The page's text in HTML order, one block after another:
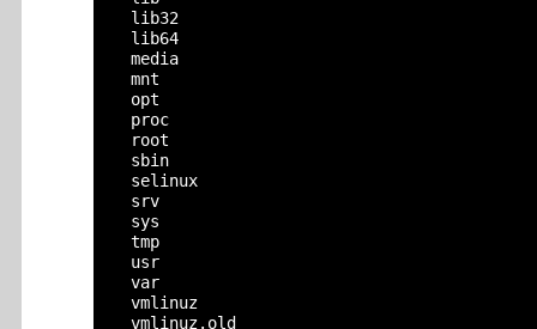
  lib32
  lib64
  media
  mnt
  opt
  proc
  root
  sbin
  selinux
  srv
  sys
  tmp
  usr
  var
  vmlinuz